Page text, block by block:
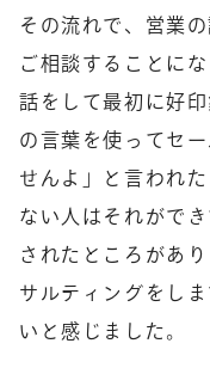
その流れで、営業
ご相談することに
話をして最初に好
の言葉を使ってセ
せんよ」と言われ
ない人はそれがで
されたところがあ
サルティングをし
いと感じました。